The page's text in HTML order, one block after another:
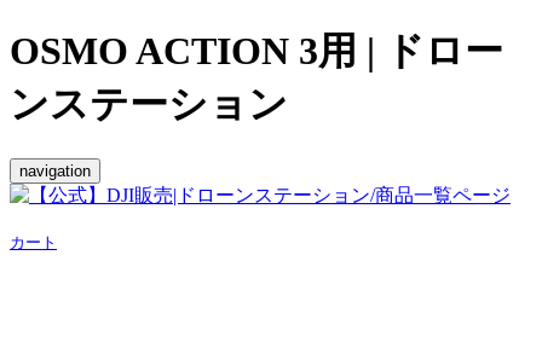
OSMO ACTION 3用 | ドロー
ンステーション
navigation
カート